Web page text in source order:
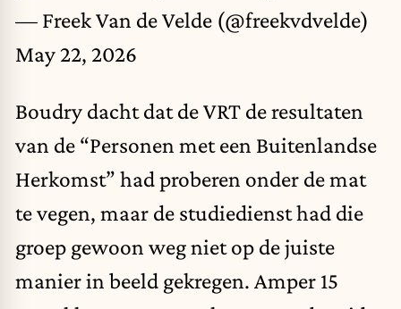
— Freek Van de Velde (@freekvdvelde)
May 22, 2026
Boudry dacht dat de VRT de resultaten
van de “Personen met een Buitenlandse
Herkomst” had proberen onder de mat
te vegen, maar de studiedienst had die
groep gewoon weg niet op de juiste
manier in beeld gekregen. Amper 15